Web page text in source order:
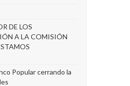
DE LOS
A LA COMISIÓN
Popular cerrando la